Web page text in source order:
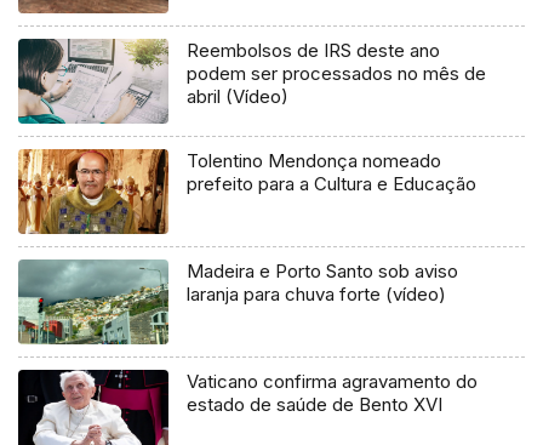
Reembolsos de IRS deste ano
podem ser processados no mês de
abril (Vídeo)
Tolentino Mendonça nomeado
prefeito para a Cultura e Educação
Madeira e Porto Santo sob aviso
laranja para chuva forte (vídeo)
Vaticano confirma agravamento do
estado de saúde de Bento XVI